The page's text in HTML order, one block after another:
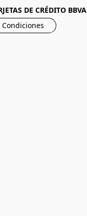
DE CRÉDITO BBVA